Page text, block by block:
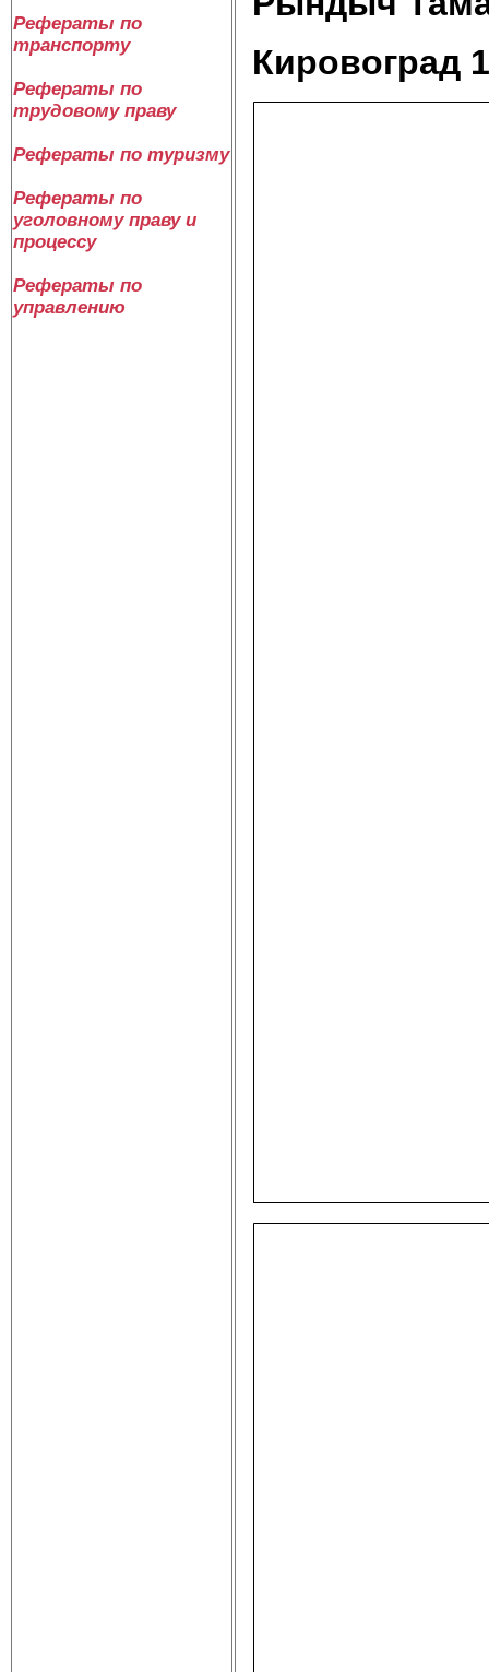
Рефераты по
транспорту
Рефераты по
трудовому праву
Рефераты по туризму
Рефераты по
уголовному праву и
процессу
Рефераты по
управлению
Кировоград